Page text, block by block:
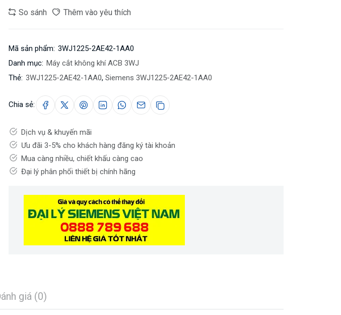
So sánh Thêm vào yêu thích
Mã sản phẩm: 3WJ1225-2AE42-1AA0
Danh mục: Máy cắt không khí ACB 3WJ
Thẻ: 3WJ1225-2AE42-1AA0, Siemens 3WJ1225-2AE42-1AA0
Chia sẻ:
Dịch vụ & khuyến mãi
Ưu đãi 3-5% cho khách hàng đăng ký tài khoản
Mua càng nhiều, chiết khấu càng cao
Đại lý phân phối thiết bị chính hãng
giá (0)